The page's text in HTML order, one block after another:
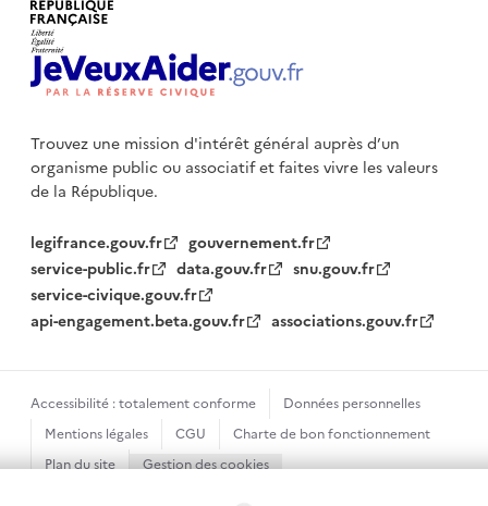
Trouvez une mission d'intérêt général auprès d’un
organisme publicou associatif et faites vivre les valeurs
de la République.
legifrance.gouv.fr
gouvernement.fr
service-public.fr
data.gouv.fr
snu.gouv.fr
service-civique.gouv.fr
api-engagement.beta.gouv.fr
associations.gouv.fr
Accessibilité : totalement conforme
Données personnelles
Mentions légales
CGU
Charte de bon fonctionnement
Plan du site
Gestion des cookies